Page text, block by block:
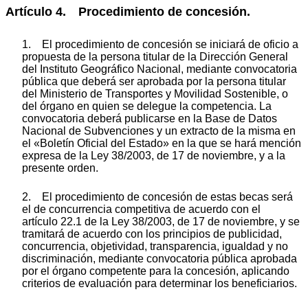
Artículo 4. Procedimiento de concesión.
1. El procedimiento de concesión se iniciará de oficio a
propuesta de la persona titular de la Dirección General
del Instituto Geográfico Nacional, mediante convocatoria
pública que deberá ser aprobada por la persona titular
del Ministerio de Transportes y Movilidad Sostenible, o
del órgano en quien se delegue la competencia. La
convocatoria deberá publicarse en la Base de Datos
Nacional de Subvenciones y un extracto de la misma en
el «Boletín Oficial del Estado» en la que se hará mención
expresa de la Ley 38/2003, de 17 de noviembre, y a la
presente orden.
2. El procedimiento de concesión de estas becas será
el de concurrencia competitiva de acuerdo con el
artículo 22.1 de la Ley 38/2003, de 17 de noviembre, y se
tramitará de acuerdo con los principios de publicidad,
concurrencia, objetividad, transparencia, igualdad y no
discriminación, mediante convocatoria pública aprobada
por el órgano competente para la concesión, aplicando
criterios de evaluación para determinar los beneficiarios.